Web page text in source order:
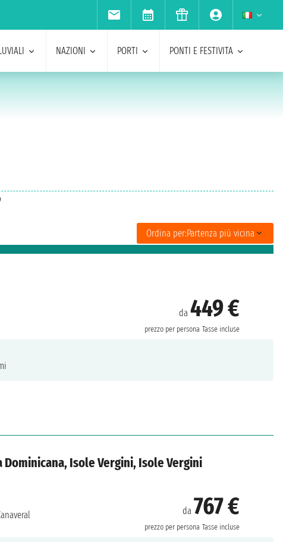
NAZIONI PORTI PONTI E FESTIVITA
Ordina per:Partenza più vicina
da449 €
prezzo per persona Tasse incluse
Isole Vergini, Isole Vergini
da 767 €
prezzo per persona Tasse incluse